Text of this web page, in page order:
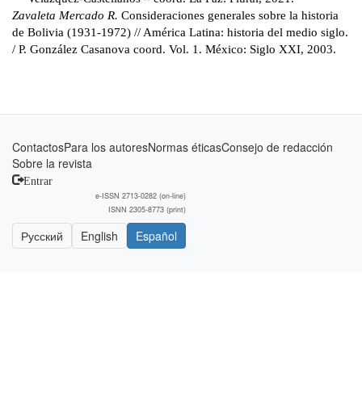
Zavaleta Mercado R. Consideraciones generales sobre la historia
de Bolivia (1931-1972) // América Latina: historia del medio siglo.
/ P. González Casanova coord. Vol. 1. México: Siglo XXI, 2003.
ContactosPara los autoresNormas éticasConsejo de redacción
Sobre la revista
Entrar
e-ISSN 2713-0282 (on-line)
ISNN 2305-8773 (print)
Русский English Español